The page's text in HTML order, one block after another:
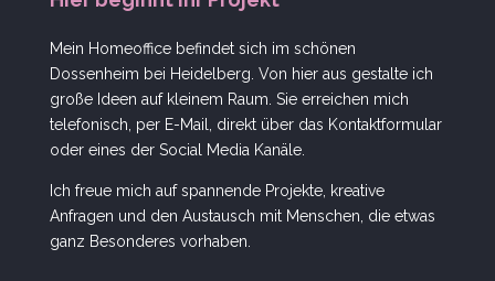
Mein Homeoffice befindet sich im schönen
Dossenheim bei Heidelberg. Von hier aus gestalte ich
große Ideen auf kleinem Raum. Sie erreichen mich
telefonisch, per E-Mail, direkt über das Kontaktformular
oder eines der Social Media Kanäle.
Ich freue mich auf spannende Projekte, kreative
Anfragen und den Austausch mit Menschen, die etwas
ganz Besonderes vorhaben.